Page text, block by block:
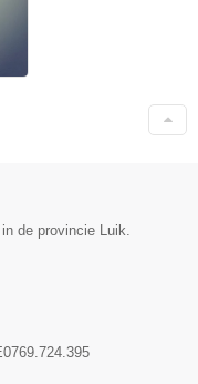
de provincie Luik.